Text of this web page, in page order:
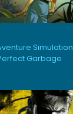
Simulation
Garbage